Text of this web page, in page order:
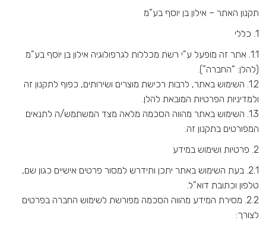
תקנון האתר – אילון בן יוסף בע”מ
1. כללי
1.1. אתר זה מופעל ע”י רשת מכללות לגרפולוגיה אילון בן יוסף בע”מ
(להלן: “החברה”)
1.2. השימוש באתר, לרבות רכישת מוצרים ושירותים, כפוף לתקנון זה
ולמדיניות הפרטיות המובאת להלן
1.3. השימוש באתר מהווה הסכמה מלאה מצד המשתמש/ה לתנאים
המפורטים בתקנון זה
2. פרטיות ושימוש במידע
2.1. בעת השימוש באתר יתכן ותידרש למסור פרטים אישיים כגון שם,
טלפון וכתובת דוא”ל
2.2. מסירת המידע מהווה הסכמה מפורשת לשימוש החברה בפרטים
לצורך: